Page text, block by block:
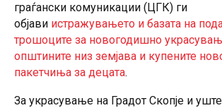
граѓански комуникации (ЦГК) ги
објави истражувањето и базата на
трошоците за новогодишно
општините низ земјава и купените
пакетчиња за децата.
За украсување на Градот Скопје и